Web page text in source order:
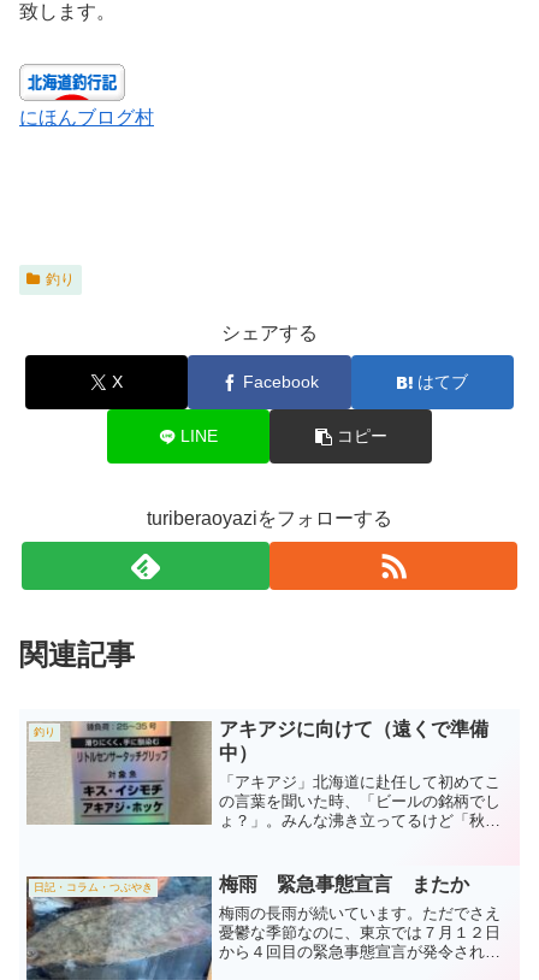
致します。
にほんブログ村
釣り
シェアする
X Facebook はてブ
LINE コピー
turiberaoyaziをフォローする
関連記事
釣り
アキアジに向けて（遠くで準備
中）
「アキアジ」北海道に赴任して初めてこ
の言葉を聞いた時、「ビールの銘柄でし
ょ？」。みんな沸き立ってるけど「秋の
た今は、この言葉を聞くと、居ても立っ
てもいられません。コロナ...
日記・コラム・つぶやき 梅雨 緊急事態宣言 またか
梅雨の長雨が続いています。ただでさえ
憂鬱な季節なのに、東京では７月１２日
から４回目の緊急事態宣言が発令されま